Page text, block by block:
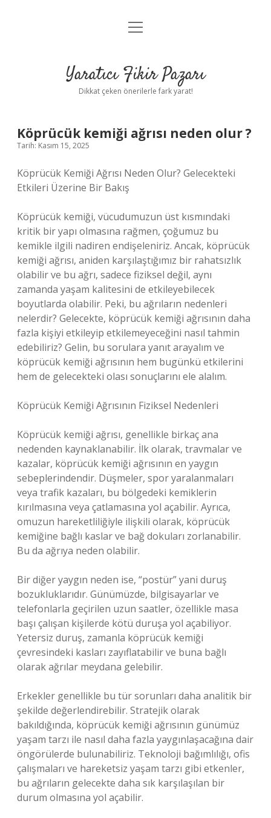
Anasayfa
Yasal Uyarı
menüyü
Yaratıcı Fikir Pazarı
Dikkat çeken önerilerle fark yarat!
Köprücük kemiği ağrısı neden olur ?
Tarih: Kasım 15, 2025
Köprücük Kemiği Ağrısı Neden Olur? Gelecekteki
Etkileri Üzerine Bir Bakış
Köprücük kemiği, vücudumuzun üst kısmındaki
kritik bir yapı olmasına rağmen, çoğumuz bu
kemikle ilgili nadiren endişeleniriz. Ancak, köprücük
kemiği ağrısı, aniden karşılaştığımız bir rahatsızlık
olabilir ve bu ağrı, sadece fiziksel değil, aynı
zamanda yaşam kalitesini de etkileyebilecek
boyutlarda olabilir. Peki, bu ağrıların nedenleri
nelerdir? Gelecekte, köprücük kemiği ağrısının daha
fazla kişiyi etkileyip etkilemeyeceğini nasıl tahmin
edebiliriz? Gelin, bu sorulara yanıt arayalım ve
köprücük kemiği ağrısının hem bugünkü etkilerini
hem de gelecekteki olası sonuçlarını ele alalım.
Köprücük Kemiği Ağrısının Fiziksel Nedenleri
Köprücük kemiği ağrısı, genellikle birkaç ana
nedenden kaynaklanabilir. İlk olarak, travmalar ve
kazalar, köprücük kemiği ağrısının en yaygın
sebeplerindendir. Düşmeler, spor yaralanmaları
veya trafik kazaları, bu bölgedeki kemiklerin
kırılmasına veya çatlamasına yol açabilir. Ayrıca,
omuzun hareketliliğiyle ilişkili olarak, köprücük
kemiğine bağlı kaslar ve bağ dokuları zorlanabilir.
Bu da ağrıya neden olabilir.
Bir diğer yaygın neden ise, “postür” yani duruş
bozukluklarıdır. Günümüzde, bilgisayarlar ve
telefonlarla geçirilen uzun saatler, özellikle masa
başı çalışan kişilerde kötü duruşa yol açabiliyor.
Yetersiz duruş, zamanla köprücük kemiği
çevresindeki kasları zayıflatabilir ve buna bağlı
olarak ağrılar meydana gelebilir.
Erkekler genellikle bu tür sorunları daha analitik bir
şekilde değerlendirebilir. Stratejik olarak
bakıldığında, köprücük kemiği ağrısının günümüz
yaşam tarzı ile nasıl daha fazla yaygınlaşacağına dair
öngörülerde bulunabiliriz. Teknoloji bağımlılığı, ofis
çalışmaları ve hareketsiz yaşam tarzı gibi etkenler,
bu ağrıların gelecekte daha sık karşılaşılan bir
durum olmasına yol açabilir.